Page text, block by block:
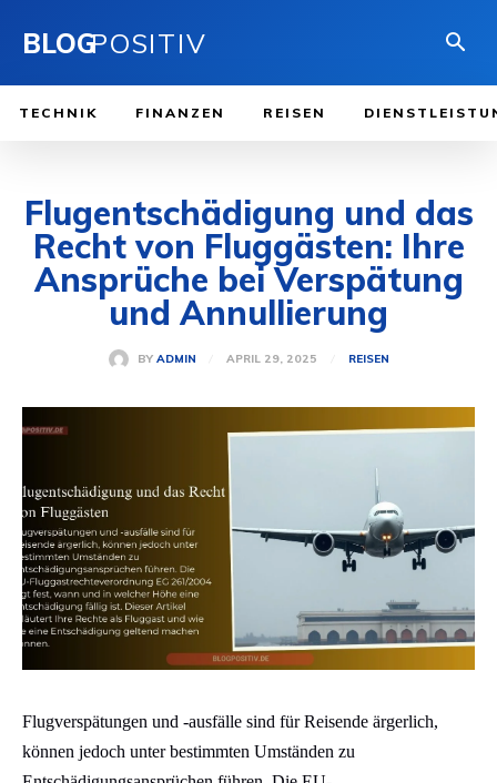
BLOGPOSITIV
TECHNIK FINANZEN REISEN
​Flugentschädigung und das
Recht von Fluggästen: Ihre
Ansprüche bei Verspätung
und Annullierung​
BY ADMIN APRIL 29, 2025 REISEN
Flugverspätungen und -ausfälle sind für Reisende ärgerlich,
können jedoch unter bestimmten Umständen zu